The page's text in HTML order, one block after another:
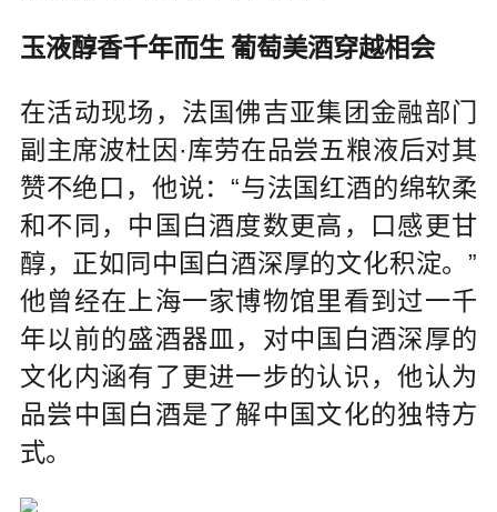
玉液醇香千年而生 葡萄美酒穿越相会
在活动现场，法国佛吉亚集团金融部门
副主席波杜因·库劳在品尝五粮液后对其
赞不绝口，他说：“与法国红酒的绵软柔
和不同，中国白酒度数更高，口感更甘
醇，正如同中国白酒深厚的文化积淀。”
他曾经在上海一家博物馆里看到过一千
年以前的盛酒器皿，对中国白酒深厚的
文化内涵有了更进一步的认识，他认为
品尝中国白酒是了解中国文化的独特方
式。